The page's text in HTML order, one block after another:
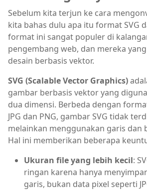
Sebelum kita terjun ke cara
kita bahas dulu apa itu format SVG
format ini sangat populer di
pengembang web, dan mereka
desain berbasis vektor.
SVG (Scalable Vector Graphics)
gambar berbasis vektor yang
dua dimensi. Berbeda dengan
JPG dan PNG, gambar SVG tidak
melainkan menggunakan garis dan
Hal ini memberikan beberapa
Ukuran file yang lebih kecil:
ringan karena hanya
garis, bukan data pixel seperti